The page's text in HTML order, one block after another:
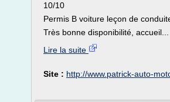
10/10
Permis B voiture leçon de
Très bonne disponibilité, accueil...
Lire la suite
Site : http://www.patrick-auto-